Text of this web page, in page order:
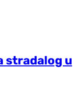
stradalog u